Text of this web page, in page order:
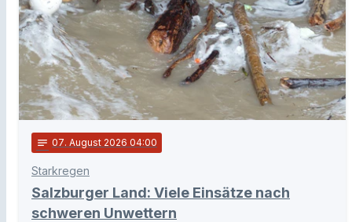
notes 07. August 2026 04:00
Starkregen
Salzburger Land: Viele Einsätze nach
schweren Unwettern